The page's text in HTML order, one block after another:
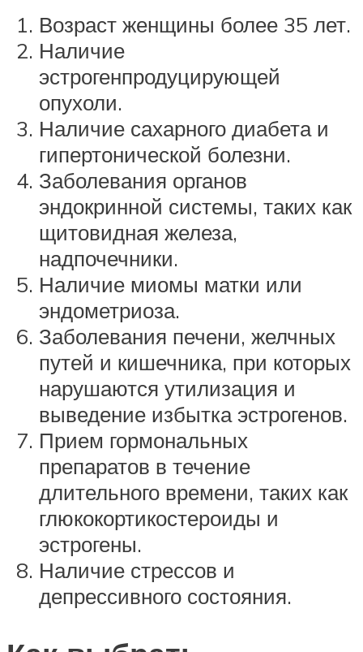
Возраст женщины более 35 лет.
Наличие
эстрогенпродуцирующей
опухоли.
Наличие сахарного диабета и
гипертонической болезни.
Заболевания органов
эндокринной системы, таких как
щитовидная железа,
надпочечники.
Наличие миомы матки или
эндометриоза.
Заболевания печени, желчных
путей и кишечника, при которых
нарушаются утилизация и
выведение избытка эстрогенов.
Прием гормональных
препаратов в течение
длительного времени, таких как
глюкокортикостероиды и
эстрогены.
Наличие стрессов и
депрессивного состояния.